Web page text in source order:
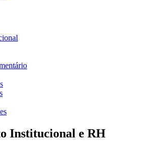
Institucional e RH